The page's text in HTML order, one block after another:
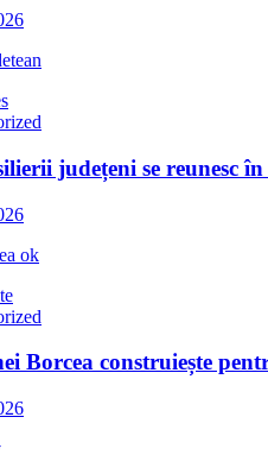
județeni se reunesc
Borcea construiește